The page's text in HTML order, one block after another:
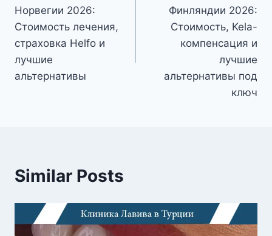
Норвегии 2026:
Стоимость лечения,
страховка Helfo и
лучшие
альтернативы
Финляндии 2026:
Стоимость, Kela-
компенсация и
лучшие
альтернативы под
ключ
Similar Posts